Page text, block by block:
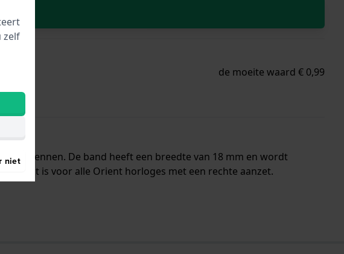
de moeite waard € 0,99
De band heeft een breedte van 18 mm en wordt
is voor alle Orient horloges met een rechte aanzet.
zelf
niet